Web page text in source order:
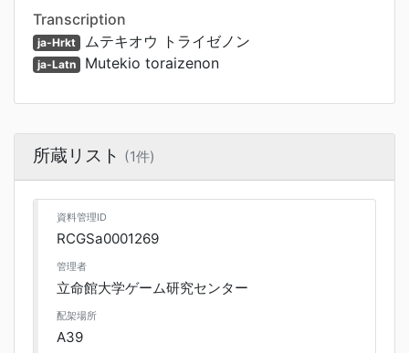
Transcription
ja-Hrkt ムテキオウ トライゼノン
ja-Latn Mutekio toraizenon
所蔵リスト (1件)
資料管理ID
RCGSa0001269
管理者
立命館大学ゲーム研究センター
配架場所
A39